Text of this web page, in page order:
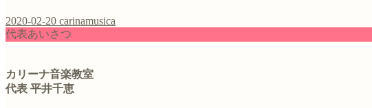
2020-02-20 carinamusica
代表あいさつ
カリーナ音楽教室
代表 平井千恵